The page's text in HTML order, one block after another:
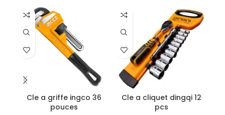
Cle a griffe ingco 36
pouces
Cle a cliquet dingqi 12
pcs